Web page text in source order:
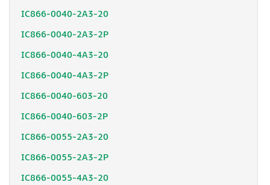
IC866-0040-2A3-20
IC866-0040-2A3-2P
IC866-0040-4A3-20
IC866-0040-4A3-2P
IC866-0040-603-20
IC866-0040-603-2P
IC866-0055-2A3-20
IC866-0055-2A3-2P
IC866-0055-4A3-20